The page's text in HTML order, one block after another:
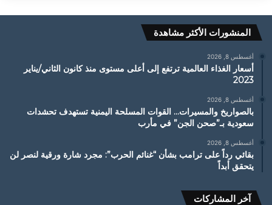
المنشورات الأكثر مشاهدة
أغسطس 8, 2026
أسعار الغذاء العالمية ترتفع إلى أعلى مستوى منذ كانون الثاني/يناير
2023
أغسطس 8, 2026
بالصواريخ والمسيرات… القوات المسلحة اليمنية تستهدف تحشدات
سعودية بـ”صحن الجن” في مأرب
أغسطس 8, 2026
بقائي رداً على ترامب بشأن “غنائم الحرب”: مجرد شارة ورقية لنصر لن
يتحقق أبداً
آخر المشاركات